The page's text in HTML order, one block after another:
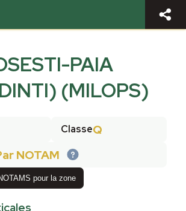
PAIA
(MILOPS)
ClasseQ
NOTAM
pour la zone